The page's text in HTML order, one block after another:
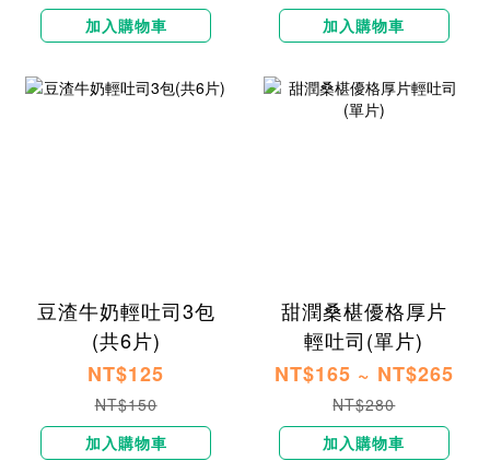
加入購物車
加入購物車
豆渣牛奶輕吐司3包
(共6片)
NT$125
NT$150
加入購物車
甜潤​​​桑椹優格厚片
輕吐司​(單片)
NT$165 ~ NT$265
NT$280
加入購物車